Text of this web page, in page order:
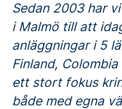
Sedan 2003 har
i Malmö till att
anläggningar i 5
Finland,
ett stort fokus
både med egna